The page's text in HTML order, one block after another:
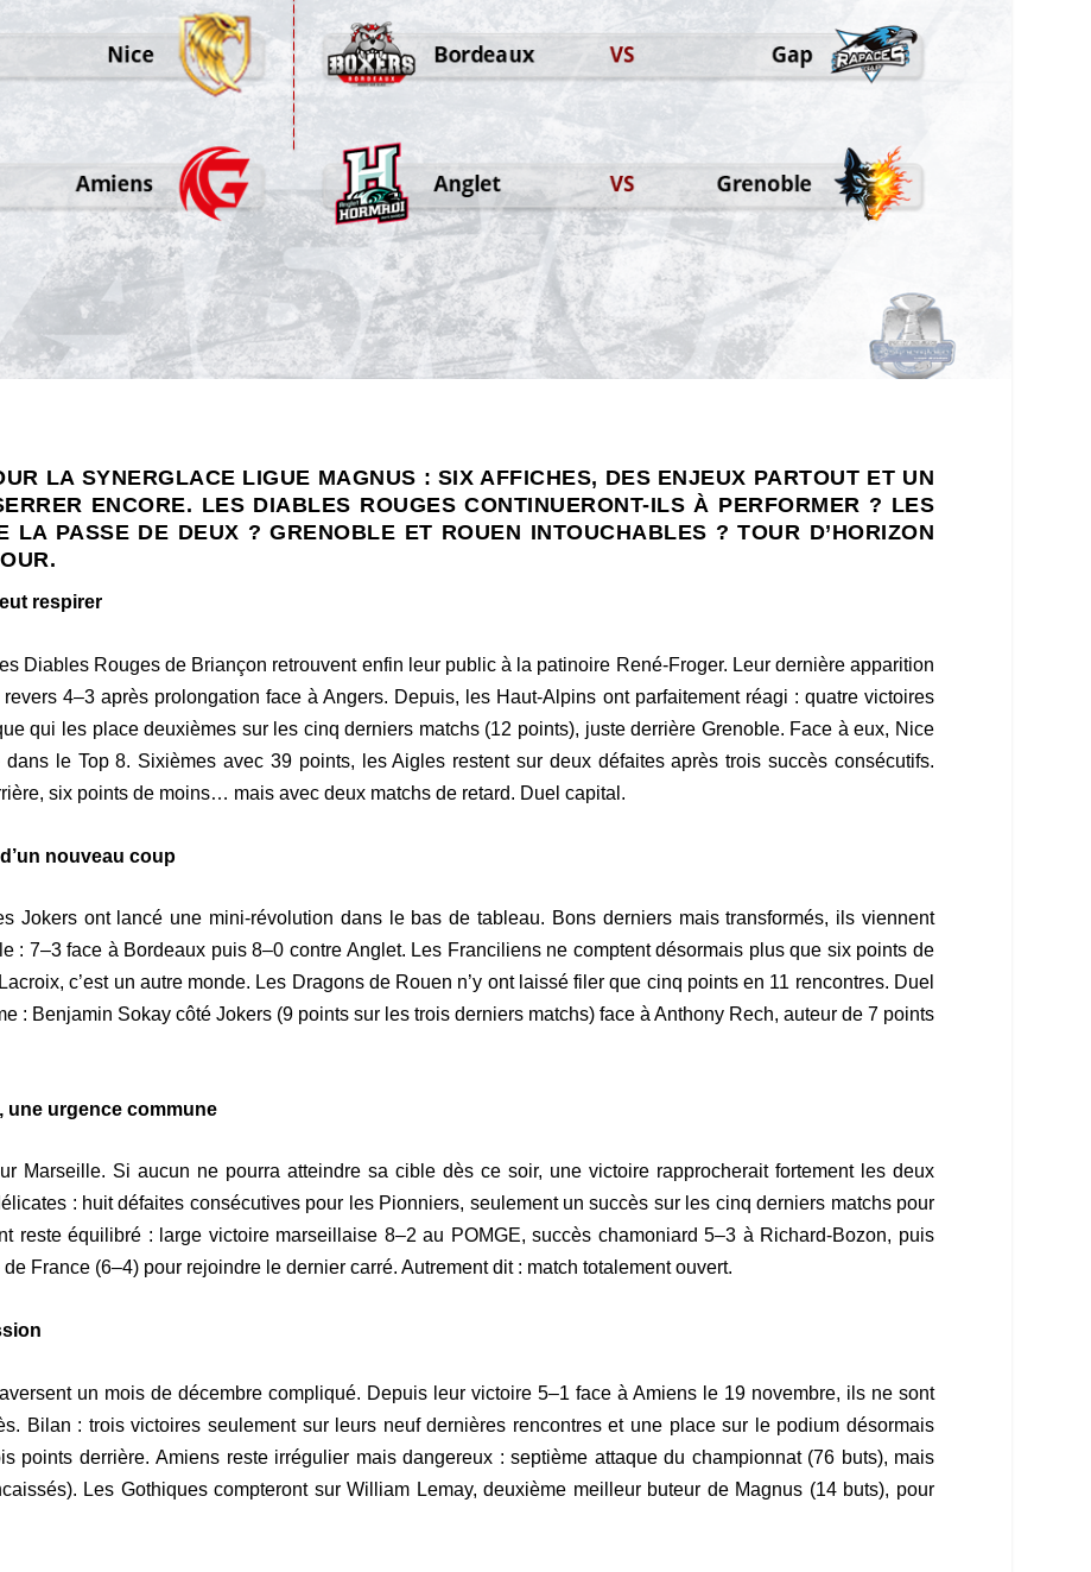
LA SYNERGLACE LIGUE MAGNUS : SIX AFFICHES, DES ENJEUX PARTOUT ET UN
ENCORE. LES DIABLES ROUGES CONTINUERONT-ILS À PERFORMER ? LES
LA PASSE DE DEUX ? GRENOBLE ET ROUEN INTOUCHABLES ? TOUR D’HORIZON
respirer
Diables Rouges de Briançon retrouvent enfin leur public à la patinoire René-Froger. Leur dernière apparition
4–3 après prolongation face à Angers. Depuis, les Haut-Alpins ont parfaitement réagi : quatre victoires
qui les place deuxièmes sur les cinq derniers matchs (12 points), juste derrière Grenoble. Face à eux, Nice
le Top 8. Sixièmes avec 39 points, les Aigles restent sur deux défaites après trois succès consécutifs.
six points de moins… mais avec deux matchs de retard. Duel capital.
nouveau coup
Jokers ont lancé une mini-révolution dans le bas de tableau. Bons derniers mais transformés, ils viennent
: 7–3 face à Bordeaux puis 8–0 contre Anglet. Les Franciliens ne comptent désormais plus que six points de
c’est un autre monde. Les Dragons de Rouen n’y ont laissé filer que cinq points en 11 rencontres. Duel
: Benjamin Sokay côté Jokers (9 points sur les trois derniers matchs) face à Anthony Rech, auteur de 7 points
une urgence commune
Marseille. Si aucun ne pourra atteindre sa cible dès ce soir, une victoire rapprocherait fortement les deux
: huit défaites consécutives pour les Pionniers, seulement un succès sur les cinq derniers matchs pour
reste équilibré : large victoire marseillaise 8–2 au POMGE, succès chamoniard 5–3 à Richard-Bozon, puis
France (6–4) pour rejoindre le dernier carré. Autrement dit : match totalement ouvert.
un mois de décembre compliqué. Depuis leur victoire 5–1 face à Amiens le 19 novembre, ils ne sont
Bilan : trois victoires seulement sur leurs neuf dernières rencontres et une place sur le podium désormais
points derrière. Amiens reste irrégulier mais dangereux : septième attaque du championnat (76 buts), mais
Les Gothiques compteront sur William Lemay, deuxième meilleur buteur de Magnus (14 buts), pour